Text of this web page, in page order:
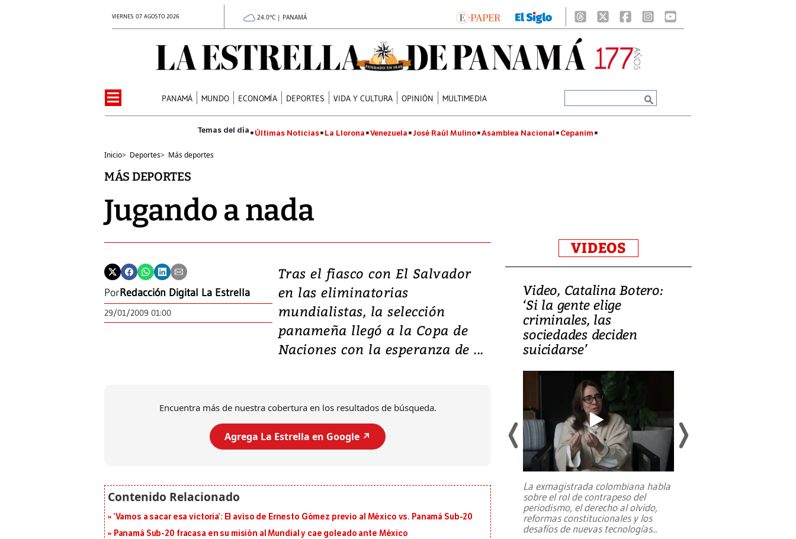
VIERNES 07 AGOSTO 2026 24.0°C | PANAMÁ
PANAMÁ MUNDO ECONOMÍA DEPORTES VIDA Y CULTURA OPINIÓN MULTIMEDIA
Últimas Noticias La Llorona Venezuela José Raúl Mulino Asamblea Nacional Cepanim
Inicio> Deportes> Más deportes
MÁS DEPORTES
Jugando a nada
PorRedacción Digital La Estrella
29/01/2009 01:00
Tras el fiasco con El Salvador
en las eliminatorias
mundialistas, la selección
panameña llegó a la Copa de
Naciones con la esperanza de ...
Encuentra más de nuestra cobertura en los resultados de búsqueda.
Agrega La Estrella en Google ↗️
‘Vamos a sacar esa victoria’: El aviso de Ernesto Gómez previo al México vs. Panamá Sub-20
Panamá Sub-20 fracasa en su misión al Mundial y cae goleado ante México
VIDEOS
Video, Japón: Terremoto
deja heridos y graves
daños en Kumamoto
al sur de Japón, provocando una
Video, Catalina Botero:
‘Si la gente elige
criminales, las
sociedades deciden
suicidarse’
La exmagistrada colombiana habla
sobre el rol de contrapeso del
periodismo, el derecho al olvido,
reformas constitucionales y los
desafíos de nuevas tecnologías...